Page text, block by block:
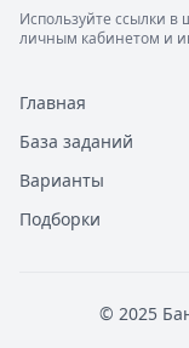
Используйте ссылки
личным кабинетом и
Главная
База заданий
Варианты
Подборки
© 2025